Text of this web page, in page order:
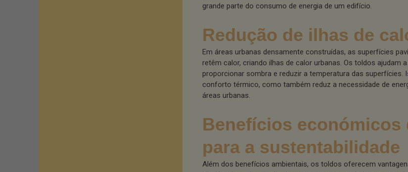
grande parte do consumo de energia de um edifício.
Redução de ilhas de
Em áreas urbanas densamente construídas, as superfícies
retêm calor, criando ilhas de calor urbanas. Os toldos ajudam
proporcionar sombra e reduzir a temperatura das superfícies.
conforto térmico, como também reduz a necessidade de
áreas urbanas.
Benefícios económicos
para a sustentabilidade
Além dos benefícios ambientais, os toldos oferecem